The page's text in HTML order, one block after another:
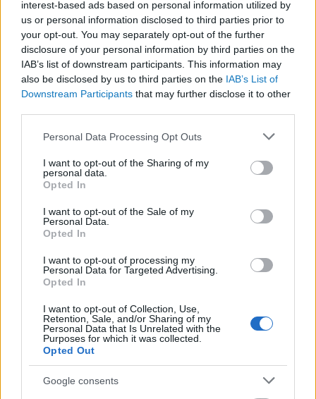
interest-based ads based on personal information utilized by
us or personal information disclosed to third parties prior to
your opt-out. You may separately opt-out of the further
disclosure of your personal information by third parties on the
IAB’s list of downstream participants. This information may
also be disclosed by us to third parties on the IAB’s List of
Downstream Participants that may further disclose it to other
Please note that this website/app uses one or more Google
not limited to your visit or usage behaviour. You may click to
grant or deny consent to Google and its third-party tags to
use your data for below specified purposes in below Google
consent section.
Personal Data Processing Opt Outs
I want to opt-out of the Sharing of my
personal data.
Opted In
I want to opt-out of the Sale of my
Personal Data.
Opted In
I want to opt-out of processing my
Personal Data for Targeted Advertising.
Opted In
I want to opt-out of Collection, Use,
Retention, Sale, and/or Sharing of my
Personal Data that Is Unrelated with the
Purposes for which it was collected.
Opted Out
Google consents
A közlekedés mérföldkövei
A világ legveszélyesebb migrációs útvonalai: A
Közép-Mediterrán útvonal, A Darién-régió és az
Indiai-óceáni út